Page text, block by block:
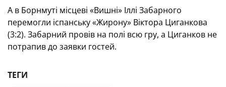
А в Борнмуті місцеві «Вишні» Іллі Забарного
перемогли іспанську «Жирону» Віктора Циганкова
(3:2). Забарний провів на полі всю гру, а Циганков не
потрапив до заявки гостей.
ТЕГИ